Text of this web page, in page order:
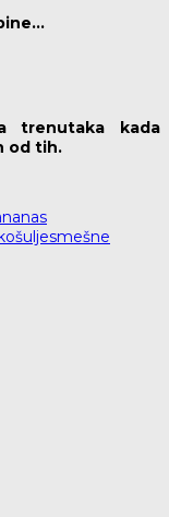
trenutaka kada
od tih.
smešne